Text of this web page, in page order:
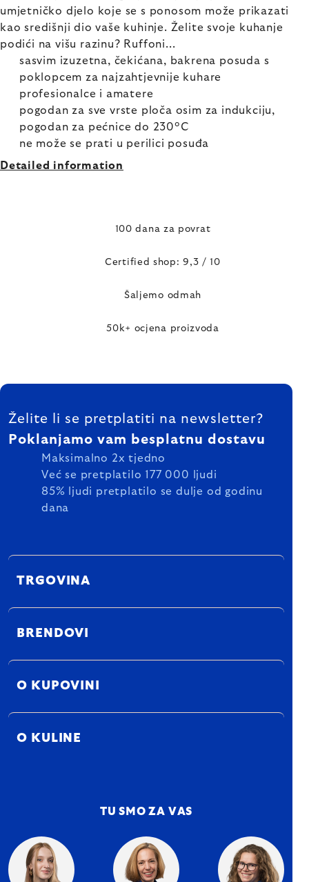
umjetničko djelo koje se s ponosom može prikazati
kao središnji dio vaše kuhinje. Želite svoje kuhanje
podići na višu razinu? Ruffoni...
sasvim izuzetna, čekićana, bakrena posuda s
poklopcem za najzahtjevnije kuhare
profesionalce i amatere
pogodan za sve vrste ploča osim za indukciju,
pogodan za pećnice do 230°C
ne može se prati u perilici posuđa
Detailed information
100 dana za povrat
Certified shop: 9,3 / 10
Šaljemo odmah
50k+ ocjena proizvoda
FOOTER
Želite li se pretplatiti na newsletter?
Poklanjamo vam besplatnu dostavu
Maksimalno 2x tjedno
Već se pretplatilo 177 000 ljudi
85% ljudi pretplatilo se dulje od godinu
dana
TRGOVINA
BRENDOVI
O KUPOVINI
O KULINE
TU SMO ZA VAS